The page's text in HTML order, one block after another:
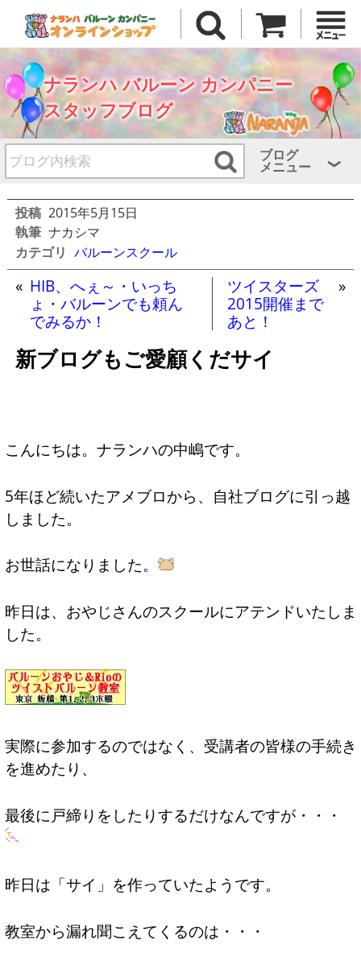
ナランハ バルーン カンパニー
スタッフブログ
ブログ
メニュー
投稿 2015年5月15日
執筆 ナカシマ
カテゴリ バルーンスクール
« HIB、へぇ～・いっち
ょ・バルーンでも頼ん
でみるか！
ツイスターズ
2015開催まで
あと！
»
新ブログもご愛顧くだサイ
こんにちは。ナランハの中嶋です。
5年ほど続いたアメブロから、自社ブログに引っ越
しました。
お世話になりました。
昨日は、おやじさんのスクールにアテンドいたしま
した。
実際に参加するのではなく、受講者の皆様の手続き
を進めたり、
最後に戸締りをしたりするだけなんですが・・・
昨日は「サイ」を作っていたようです。
教室から漏れ聞こえてくるのは・・・